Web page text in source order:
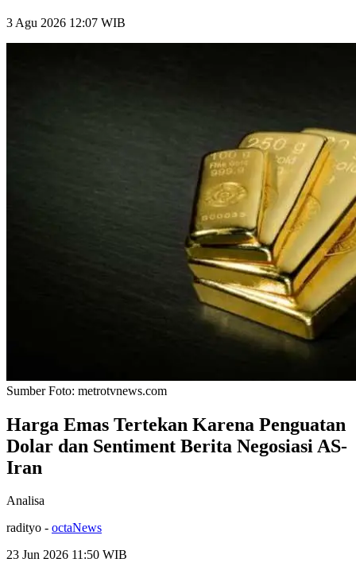
3 Agu 2026 12:07 WIB
Sumber Foto: metrotvnews.com
Harga Emas Tertekan Karena Penguatan
Dolar dan Sentiment Berita Negosiasi AS-
Iran
Analisa
radityo - octaNews
23 Jun 2026 11:50 WIB